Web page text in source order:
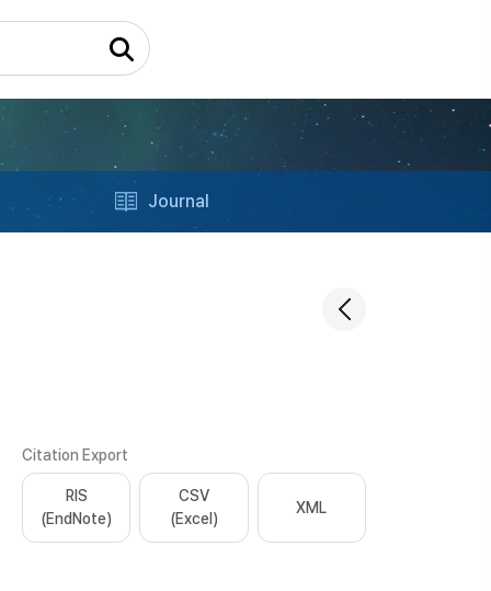
Journal
Citation Export
RIS
(EndNote)
CSV
(Excel)
XML